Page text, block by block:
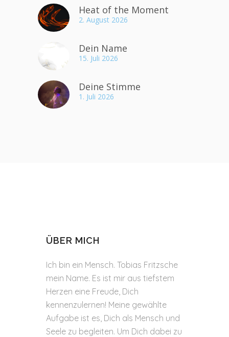
Heat of the Moment
2. August 2026
Dein Name
15. Juli 2026
Deine Stimme
1. Juli 2026
ÜBER MICH
Ich bin ein Mensch. Tobias Fritzsche
mein Name. Es ist mir aus tiefstem
Herzen eine Freude, Dich
kennenzulernen! Meine gewählte
Aufgabe ist es, Dich als Mensch und
Seele zu begleiten. Um Dich dabei zu